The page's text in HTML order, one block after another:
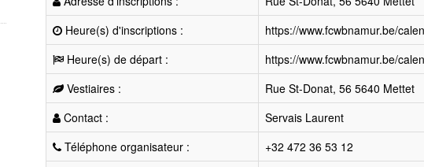
Heure(s) d'inscriptions :
https://www.fcwbnamur.be/
Heure(s) de départ :
https://www.fcwbnamur.be/
Vestiaires :
Rue St-Donat, 56 5640 Mettet
Contact :
Servais Laurent
Téléphone organisateur :
+32 472 36 53 12